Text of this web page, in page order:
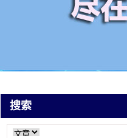
搜索